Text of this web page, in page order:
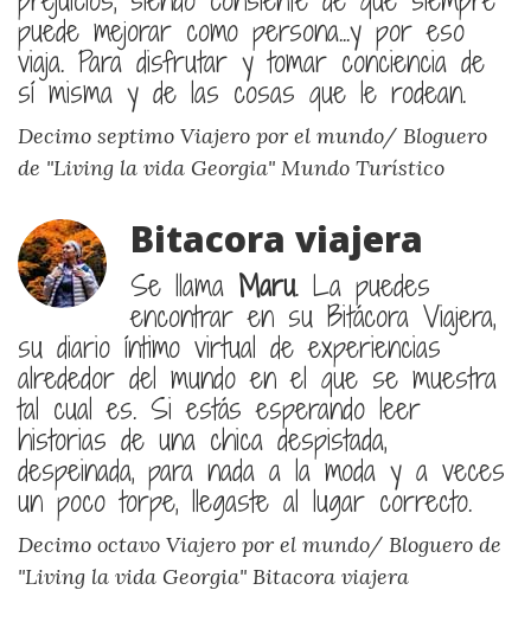
puede mejorar como persona...y por eso
viaja. Para disfrutar y tomar conciencia de
sí misma y de las cosas que le rodean.
Decimo septimo Viajero por el mundo/ Bloguero
de "Living la vida Georgia" Mundo Turístico
Bitacora viajera
Se llama Maru. La puedes
encontrar en su Bitácora Viajera,
su diario íntimo virtual de experiencias
alrededor del mundo en el que se muestra
tal cual es. Si estás esperando leer
historias de una chica despistada,
despeinada, para nada a la moda y a veces
un poco torpe, llegaste al lugar correcto.
Decimo octavo Viajero por el mundo/ Bloguero de
"Living la vida Georgia" Bitacora viajera